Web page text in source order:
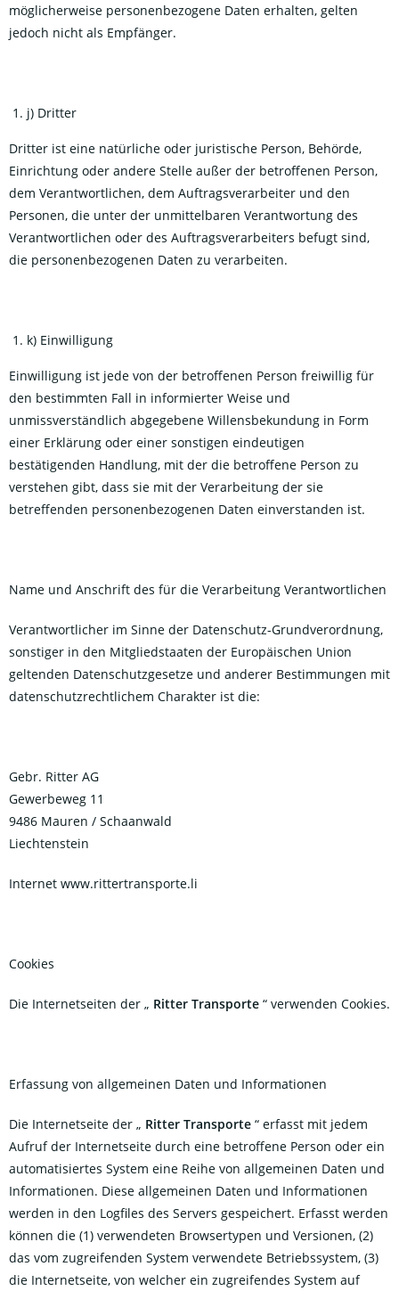
möglicherweise personenbezogene Daten erhalten, gelten
jedoch nicht als Empfänger.
j) Dritter
Dritter ist eine natürliche oder juristische Person, Behörde,
Einrichtung oder andere Stelle außer der betroffenen Person,
dem Verantwortlichen, dem Auftragsverarbeiter und den
Personen, die unter der unmittelbaren Verantwortung des
Verantwortlichen oder des Auftragsverarbeiters befugt sind,
die personenbezogenen Daten zu verarbeiten.
k) Einwilligung
Einwilligung ist jede von der betroffenen Person freiwillig für
den bestimmten Fall in informierter Weise und
unmissverständlich abgegebene Willensbekundung in Form
einer Erklärung oder einer sonstigen eindeutigen
bestätigenden Handlung, mit der die betroffene Person zu
verstehen gibt, dass sie mit der Verarbeitung der sie
betreffenden personenbezogenen Daten einverstanden ist.
Name und Anschrift des für die Verarbeitung Verantwortlichen
Verantwortlicher im Sinne der Datenschutz-Grundverordnung,
sonstiger in den Mitgliedstaaten der Europäischen Union
geltenden Datenschutzgesetze und anderer Bestimmungen mit
datenschutzrechtlichem Charakter ist die:
Gebr. Ritter AG
Gewerbeweg 11
9486 Mauren / Schaanwald
Liechtenstein
Internet www.rittertransporte.li
Cookies
Die Internetseiten der „ Ritter Transporte “ verwenden Cookies.
Erfassung von allgemeinen Daten und Informationen
Die Internetseite der „ Ritter Transporte “ erfasst mit jedem
Aufruf der Internetseite durch eine betroffene Person oder ein
automatisiertes System eine Reihe von allgemeinen Daten und
Informationen. Diese allgemeinen Daten und Informationen
werden in den Logfiles des Servers gespeichert. Erfasst werden
können die (1) verwendeten Browsertypen und Versionen, (2)
das vom zugreifenden System verwendete Betriebssystem, (3)
die Internetseite, von welcher ein zugreifendes System auf